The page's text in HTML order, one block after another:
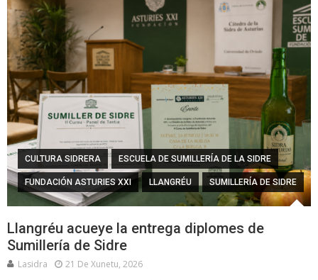
CULTURA SIDRERA ESCUELA DE SUMILLERÍA DE LA SIDRE
FUNDACIÓN ASTURIES XXI LLANGRÉU SUMILLERÍA DE SIDRE
Llangréu acueye la entrega diplomes de
Sumillería de Sidre
Lasidra 21 De Xunetu, 2026